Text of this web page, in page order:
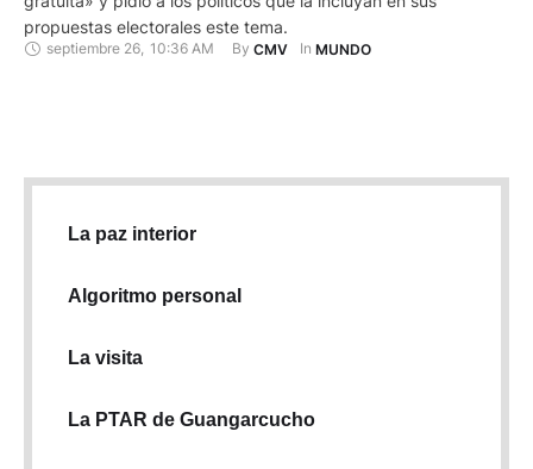
propuestas electorales este tema.
septiembre 26, 10:36 AM By CMV In MUNDO
La paz interior
Algoritmo personal
La visita
La PTAR de Guangarcucho